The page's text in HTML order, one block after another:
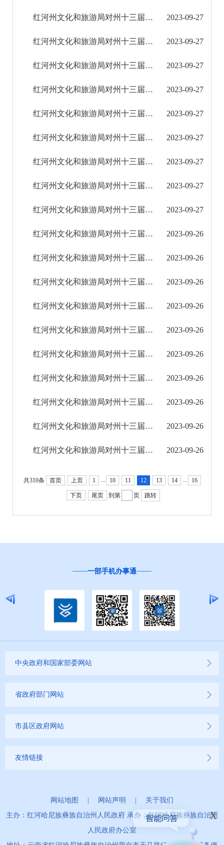
人大代表建议办理答复
政协提案办理答复
2024年
2025年
重大建设项目
重大民生信息
红河州文化和旅游局对州十三届人大三次会议第0359号建议的答复 2023-09-27
红河州文化和旅游局对州十三届人大三次会议第0300号建议的答复 2023-09-27
红河州文化和旅游局对州十三届人大三次会议第0293号建议的答复 2023-09-27
红河州文化和旅游局对州十三届人大三次会议第0291号建议的答复 2023-09-27
红河州文化和旅游局对州十三届人大三次会议第0280号建议的答复 2023-09-27
红河州文化和旅游局对州十三届人大三次会议第0273号建议的答复 2023-09-27
红河州文化和旅游局对州十三届人大三次会议第0269号建议的答复 2023-09-27
红河州文化和旅游局对州十三届人大三次会议第0253号建议的答复 2023-09-27
红河州文化和旅游局对州十三届人大三次会议第0249号建议的答复 2023-09-27
红河州文化和旅游局对州十三届人大三次会议第0219号建议的答复 2023-09-26
红河州文化和旅游局对州十三届人大三次会议第0214号建议的答复 2023-09-26
红河州文化和旅游局对州十三届人大三次会议第0208号建议的答复 2023-09-26
红河州文化和旅游局对州十三届人大三次会议第0179号建议的答复 2023-09-26
红河州文化和旅游局对州十三届人大三次会议第0172号建议的答复 2023-09-26
红河州文化和旅游局对州十三届人大三次会议第0169号建议的答复 2023-09-26
红河州文化和旅游局对州十三届人大三次会议第0164号建议的答复 2023-09-26
红河州文化和旅游局对州十三届人大三次会议第0157号建议的答复 2023-09-26
红河州文化和旅游局对州十三届人大三次会议第0154号建议的答复 2023-09-26
红河州文化和旅游局对州十三届人大三次会议第0134号建议的答复 2023-09-26
共310条 首页 上页 1 ... 10 11 12 13 14 ... 16
下页 尾页 到第 页 跳转
中央政府和国家部委网站
省政府部门网站
市县区政府网站
友情链接
网站地图 | 网站声明 | 关于我们
主办：红河哈尼族彝族自治州人民政府 承办：红河哈尼族彝族自治州
人民政府办公室
x